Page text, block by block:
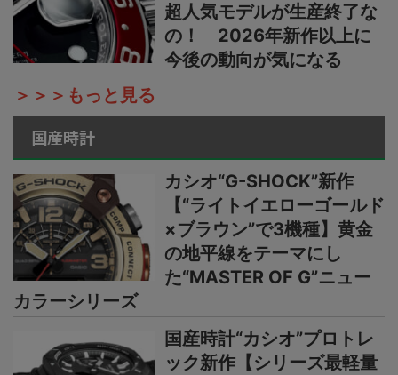
超人気モデルが生産終了な
の！ 2026年新作以上に
今後の動向が気になる
＞＞＞もっと見る
国産時計
カシオ“G-SHOCK”新作
【“ライトイエローゴールド
×ブラウン”で3機種】黄金
の地平線をテーマにし
た“MASTER OF G”ニュー
カラーシリーズ
国産時計“カシオ”プロトレ
ック新作【シリーズ最軽量